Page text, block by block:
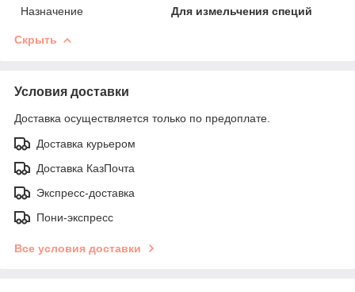
Назначение
Для измельчения специй
Скрыть
Условия доставки
Доставка осуществляется только по предоплате.
Доставка курьером
Доставка КазПочта
Экспресс-доставка
Пони-экспресс
Все условия доставки